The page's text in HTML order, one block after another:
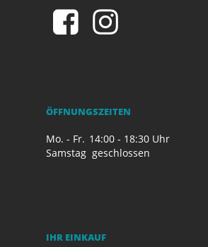
ÖFFNUNGSZEITEN
Mo. - Fr. 14:00 - 18:30 Uhr
Samstag geschlossen
IHR EINKAUF